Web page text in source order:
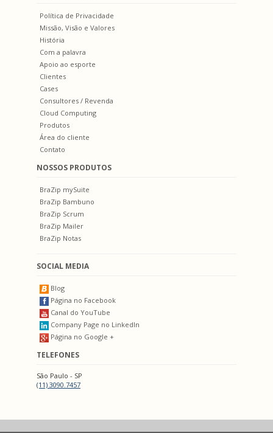
Política de Privacidade
Missão, Visão e Valores
História
Com a palavra
Apoio ao esporte
Clientes
Cases
Consultores / Revenda
Cloud Computing
Produtos
Área do cliente
Contato
NOSSOS PRODUTOS
BraZip mySuite
BraZip Bambuno
BraZip Scrum
BraZip Mailer
BraZip Notas
SOCIAL MEDIA
Blog
Página no Facebook
Canal do YouTube
Company Page no LinkedIn
Página no Google +
TELEFONES
São Paulo - SP
(11) 3090.7457